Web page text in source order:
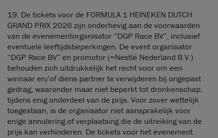
19. De tickets voor de FORMULA 1 HEINEKEN DUTCH
GRAND PRIX 2026 zijn onderhevig aan de voorwaarden
van de evenementorganisator “DGP Race BV”, inclusief
eventuele leeftijdsbeperkingen. De event organisator
“DGP Race BV” en promotor (=Nestlé Nederland B.V.)
behouden zich uitdrukkelijk het recht voor om een
winnaar en/of diens partner te verwijderen bij ongepast
gedrag, waaronder maar niet beperkt tot dronkenschap,
tijdens enig onderdeel van de prijs. Voor zover wettelijk
toegestaan, is de organisator niet aansprakelijk voor
enige annulering of verplaatsing die de uitreiking van de
prijs kan verhinderen. De tickets voor het evenement